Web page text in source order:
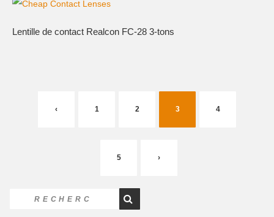
Lentille de contact Realcon FC-28 3-tons
‹ 1 2 3 4
5 ›